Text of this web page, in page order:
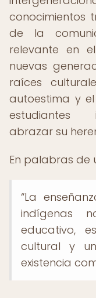
conocimientos
de la
relevante en
nuevas
raíces
autoestima y
estudiantes
abrazar su
En palabras de
“La
indígenas
educativo,
cultural y
existencia